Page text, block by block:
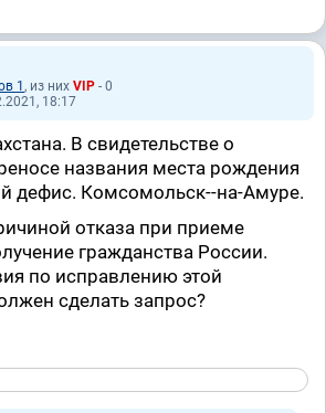
1 , из них VIP - 0
18:17
В свидетельстве о
названия места рождения
дефис. Комсомольск--на-Амуре.
отказа при приеме
гражданства России.
по исправлению этой
сделать запрос?